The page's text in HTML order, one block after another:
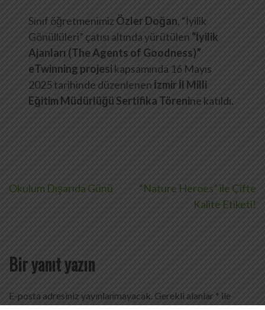
Sınıf öğretmenimizÖzler Doğan, “İyilik
Gönüllüleri” çatısı altında yürütülen “İyilik
Ajanları (The Agents of Goodness)”
eTwinning projesi kapsamında 16 Mayıs
2025 tarihinde düzenlenen İzmir İl Milli
Eğitim Müdürlüğü Sertifika Törenine katıldı.
Yazı
Okulum Dışarıda Günü
“Nature Heroes” ile Çifte
Kalite Etiketi!
Bir yanıt yazın
E-posta adresiniz yayınlanmayacak. Gerekli alanlar * ile